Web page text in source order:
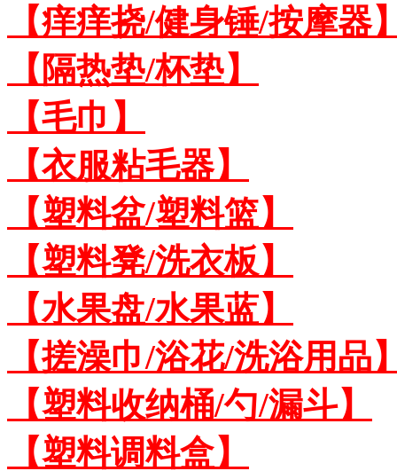
【痒痒挠/健身锤/按摩器
【隔热垫/杯垫】
【毛巾】
【衣服粘毛器】
【塑料盆/塑料篮】
【塑料凳/洗衣板】
【水果盘/水果蓝】
【搓澡巾/浴花/洗浴用品
【塑料收纳桶/勺/漏斗】
【塑料调料盒】